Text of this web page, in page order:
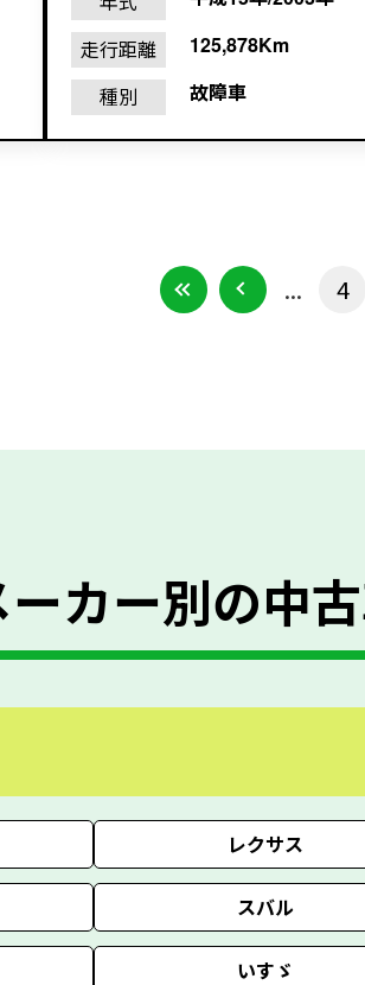
走行距離
125,878Km
種別
故障車
... 4
ーカー別の中
レクサス
スバル
いすゞ